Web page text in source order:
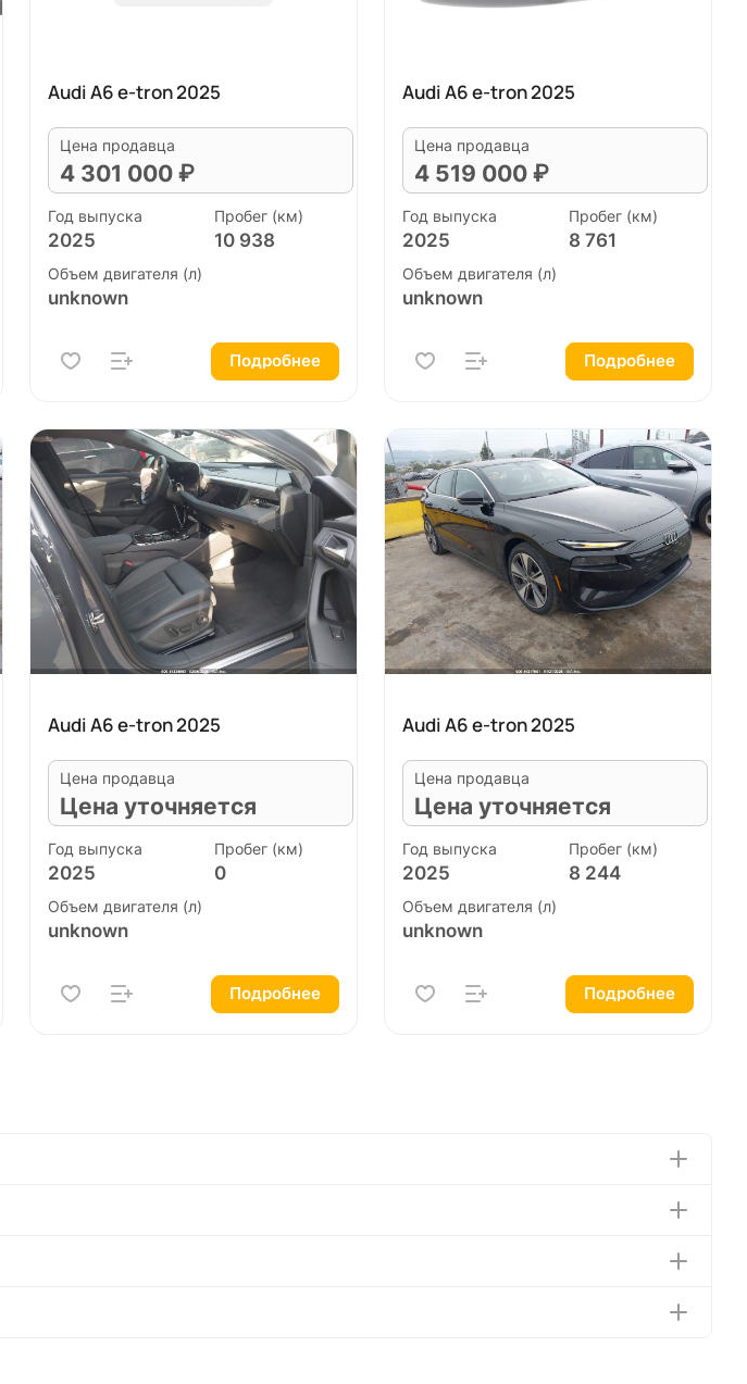
Audi A6 e-tron 2025
Цена продавца
4 301 000 ₽
Год выпуска
2025
Пробег (км)
10 938
Объем двигателя (л)
unknown
Подробнее
Audi A6 e-tron 2025
Цена продавца
4 519 000 ₽
Год выпуска
2025
Пробег (км)
8 761
Объем двигателя (л)
unknown
Подробнее
Audi A6 e-tron 2025
Цена продавца
Цена уточняется
Год выпуска
2025
Пробег (км)
0
Объем двигателя (л)
unknown
Подробнее
Audi A6 e-tron 2025
Цена продавца
Цена уточняется
Год выпуска
2025
Пробег (км)
8 244
Объем двигателя (л)
unknown
Подробнее